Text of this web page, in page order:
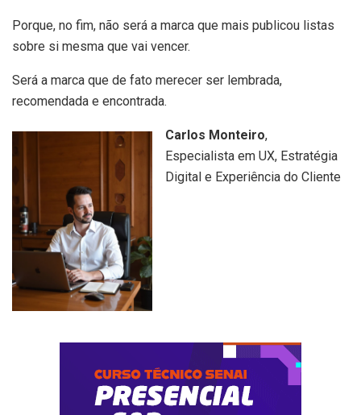
Porque, no fim, não será a marca que mais publicou listas
sobre si mesma que vai vencer.
Será a marca que de fato merecer ser lembrada,
recomendada e encontrada.
Carlos Monteiro,
Especialista em UX, Estratégia
Digital e Experiência do Cliente